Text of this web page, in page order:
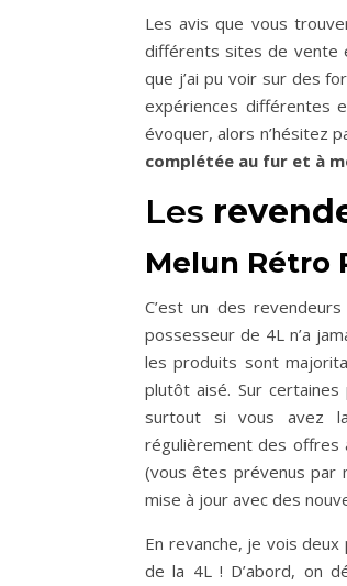
Les avis que vous
différents sites de vente
que j’ai pu voir sur des
expériences différentes
évoquer, alors n’hésitez
complétée au fur et à
Les
Melun Rétro
C’est un des
possesseur de 4L n’a
les produits sont
plutôt aisé. Sur
surtout si vous avez
régulièrement des offres
(vous êtes prévenus par
mise à jour avec des
En revanche, je vois
de la 4L ! D’abord, on